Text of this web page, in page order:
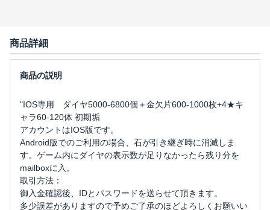
商品詳細
"IOS専用 ダイヤ5000-6800個＋金欠片600-1000枚+4★キ
ャラ60-120体 初期垢
アカウントはIOS版です。
Android版でのご利用の場合、石が引き継ぎ時に消滅しま
す。ゲーム内にダイヤの表示数が足りなかったら残り分を
mailboxに入。
取引方法：
御入金確認後、IDとパスワードを送らせて頂きます。
多少誤差がありますので予めご了承のほどよろしくお願いい